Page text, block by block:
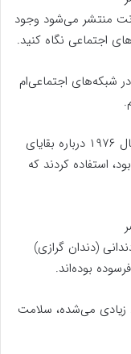
منتشر می‌شود وجود
اجتماعی نگاه کنید.
شبکه‌های اجتماعی‌ام
این تیم همچنین از اطلاعات یک مطالعه در سال ۱۹۷۶ درباره بقایای
۱۸۸۱ پیدا شده بود، استفاده کردند که
(دندان گرازی)
بوده‌اند.
زیادی می‌شده، سلامت